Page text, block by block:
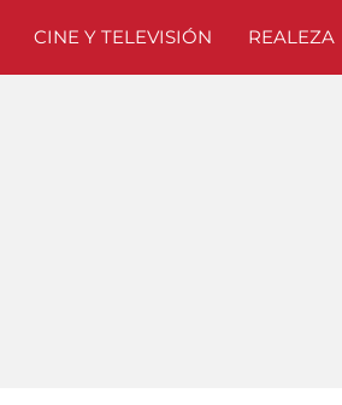
CINE Y TELEVISIÓN REALEZA